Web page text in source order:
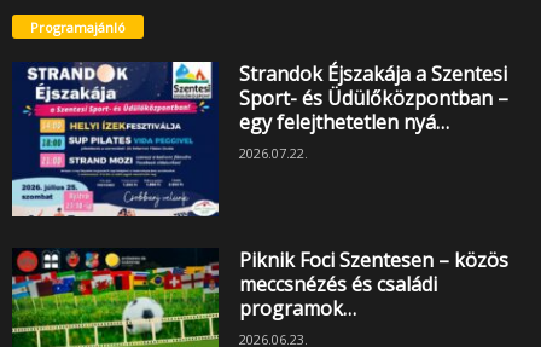
Programajánló
Strandok Éjszakája a Szentesi
Sport- és Üdülőközpontban –
egy felejthetetlen nyá…
2026.07.22.
Piknik Foci Szentesen – közös
meccsnézés és családi
programok…
2026.06.23.